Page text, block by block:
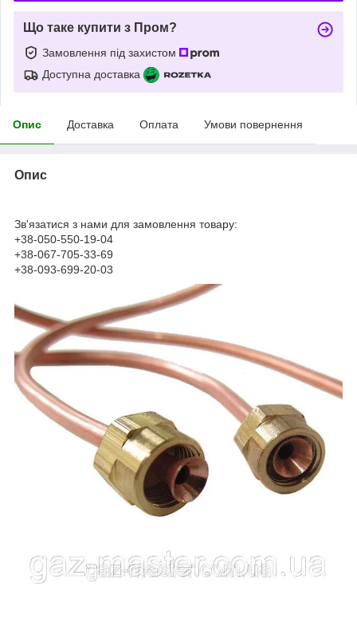
Що таке купити з Пром?
Замовлення під захистом
Доступна доставка
Опис Доставка Оплата Умови повернення
Опис
Зв'язатися з нами для замовлення товару:
+38-050-550-19-04
+38-067-705-33-69
+38-093-699-20-03